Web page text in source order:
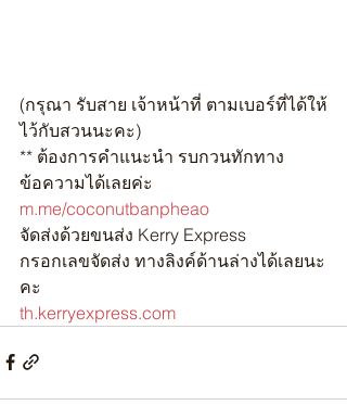
(กรุณา รับสาย เจ้าหน้าที่ ตามเบอร์ที่ได้ให้
ไว้กับสวนนะคะ)
** ต้องการคำแนะนำ รบกวนทักทาง
ข้อความได้เลยค่ะ
m.me/coconutbanpheao
จัดส่งด้วยขนส่ง Kerry Express
กรอกเลขจัดส่ง ทางลิงค์ด้านล่างได้เลยนะ
คะ
th.kerryexpress.com